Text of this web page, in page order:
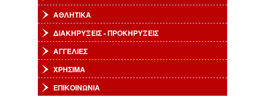
ΑΘΛΗΤΙΚΑ
ΔΙΑΚΗΡΥΞΕΙΣ - ΠΡΟΚΗΡΥΞΕΙΣ
ΑΓΓΕΛΙΕΣ
ΧΡΗΣΙΜΑ
ΕΠΙΚΟΙΝΩΝΙΑ